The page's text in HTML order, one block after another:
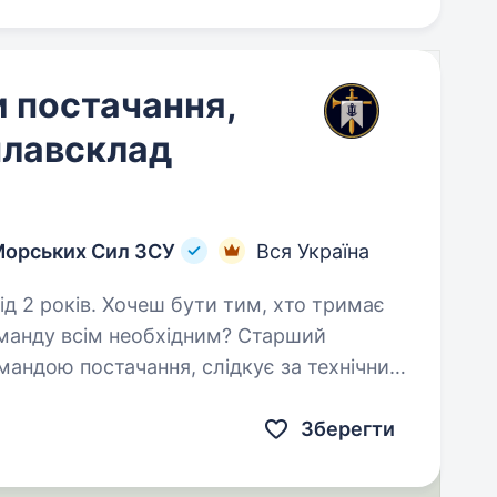
Сил ЗСУ Вся Україна
хто тримає
всім необхідним? Старший
постачання, слідкує за технічним
Зберегти